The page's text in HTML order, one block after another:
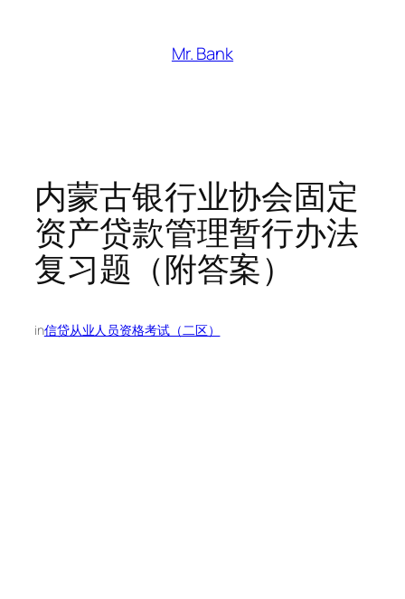
Mr. Bank
内蒙古银行业协会固定
资产贷款管理暂行办法
复习题（附答案）
in信贷从业人员资格考试（二区）